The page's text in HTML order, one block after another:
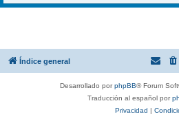
Índice general
Desarrollado porphpBB® Forum
Traducción al español por
Privacidad |